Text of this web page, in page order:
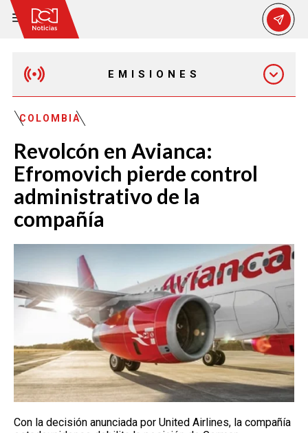
EMISIONES
EMISIÓN 12:30 PM
EMISIÓN 7:00 PM
COLOMBIA
Revolcón en Avianca:
Efromovich pierde control
administrativo de la
compañía
Con la decisión anunciada por United Airlines, la compañía